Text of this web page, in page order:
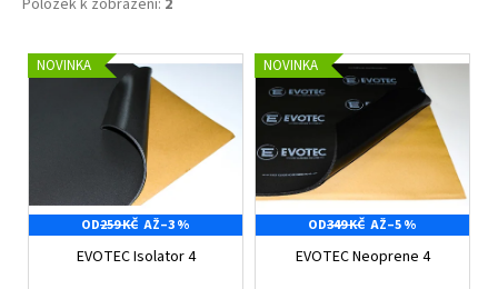
V
p
r
NOVINKA
OD259 KČ AŽ–3 %
EVOTEC Isolator 4
NOVINKA
OD349 KČ AŽ–5 %
EVOTEC Neoprene 4